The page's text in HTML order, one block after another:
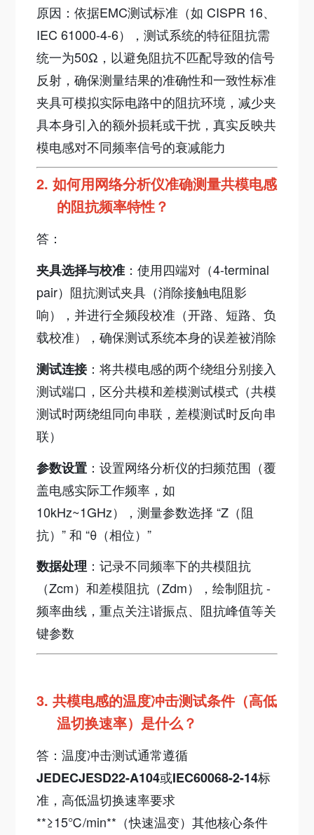
原因：依据EMC测试标准（如 CISPR 16、
IEC 61000-4-6），测试系统的特征阻抗需
统一为50Ω，以避免阻抗不匹配导致的信号
反射，确保测量结果的准确性和一致性标准
夹具可模拟实际电路中的阻抗环境，减少夹
具本身引入的额外损耗或干扰，真实反映共
模电感对不同频率信号的衰减能力
2.如何用网络分析仪准确测量共模电感
的阻抗频率特性？
答：
夹具选择与校准 ：使用四端对（4-terminal
pair）阻抗测试夹具（消除接触电阻影
响），并进行全频段校准（开路、短路、负
载校准），确保测试系统本身的误差被消除
测试连接：将共模电感的两个绕组分别接入
测试端口，区分共模和差模测试模式（共模
测试时两绕组同向串联，差模测试时反向串
联）
参数设置 ：设置网络分析仪的扫频范围（覆
盖电感实际工作频率，如
10kHz~1GHz），测量参数选择 “Z（阻
抗）” 和 “θ（相位）”
数据处理 ：记录不同频率下的共模阻抗
（Zcm）和差模阻抗（Zdm），绘制阻抗 -
频率曲线，重点关注谐振点、阻抗峰值等关
键参数
3.共模电感的温度冲击测试条件（高低
温切换速率）是什么？
答：温度冲击测试通常遵循
JEDECJESD22-A104或IEC60068-2-14标
准，高低温切换速率要求
**≥15℃/min**（快速温变）其他核心条件